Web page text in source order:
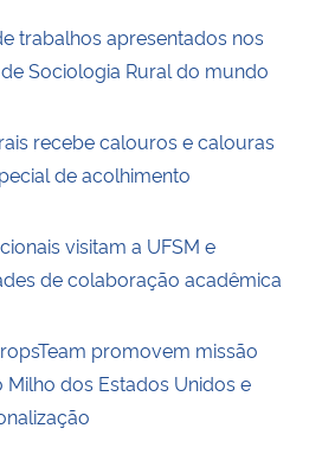
trabalhos apresentados nos
Sociologia Rural do mundo
recebe calouros e calouras
de acolhimento
visitam a UFSM e
de colaboração acadêmica
promovem missão
dos Estados Unidos e